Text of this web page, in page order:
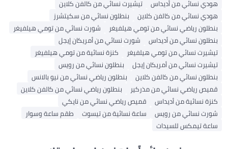
هودي نسائي من أديداس
تيشيرت نسائي من كالفن كلاين
هودي نسائي من كالفن كلاين
بنطلون نسائي من سكيتشرز
بنطلون رياضي نسائي من تومي هيلفيغر
شورت نسائي من تومي هيلفيغر
بنطلون نسائي من أديداس
شورت نسائي من أمريكان إيجل
تيشيرت نسائي من تومي هيلفيغر
كنزة نسائية من تومي هيلفيغر
تيشيرت نسائي من أمريكان إيجل
بنطلون نسائي من رويس
بنطلون نسائي من كالفن كلاين
بنطلون رياضي نسائي من نيو بالانس
قميص رياضي نسائي من مذركير
بنطلون رياضي نسائي من كالفن كلاين
كنزة نسائية من أديداس
قميص رياضي نسائي من نايكي
شورت نسائي من رويس
ساعة نسائية من تيسوت
طقم ساعة وسوار
ساعة تيمكس للسيدات